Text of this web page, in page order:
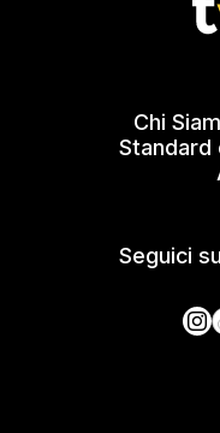
Chi
Standard
Seguici